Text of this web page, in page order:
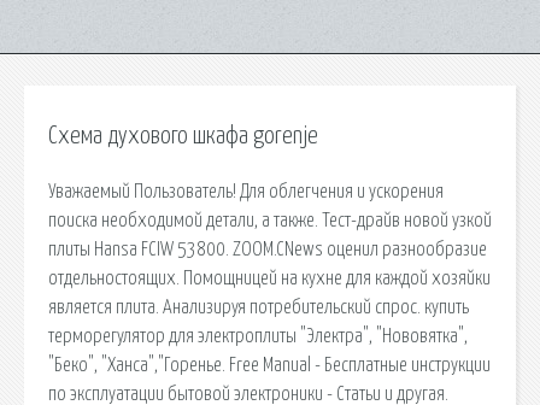
Схема духового шкафа gorenje
Уважаемый Пользователь! Для облегчения и ускорения
поиска необходимой детали, а также. Тест-драйв новой узкой
плиты Hansa FCIW 53800. ZOOM.CNews оценил разнообразие
отдельностоящих. Помощницей на кухне для каждой хозяйки
является плита. Анализируя потребительский спрос. купить
терморегулятор для электроплиты "Электра", "Нововятка",
"Беко", "Ханса","Горенье. Free Manual - Бесплатные инструкции
по эксплуатации бытовой электроники - Статьи и другая.